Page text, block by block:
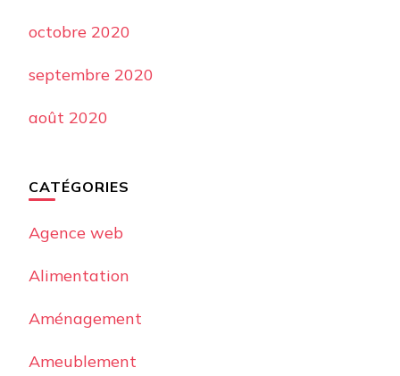
octobre 2020
septembre 2020
août 2020
CATÉGORIES
Agence web
Alimentation
Aménagement
Ameublement